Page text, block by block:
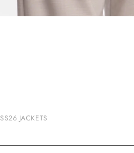
SS26 JACKETS